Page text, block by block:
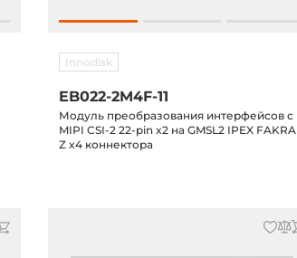
Innodisk
EB022-2M4F-11
Модуль преобразования интерфейсов с
MIPI CSI-2 22-pin x2 на GMSL2 IPEX FAKRA
Z x4 коннектора